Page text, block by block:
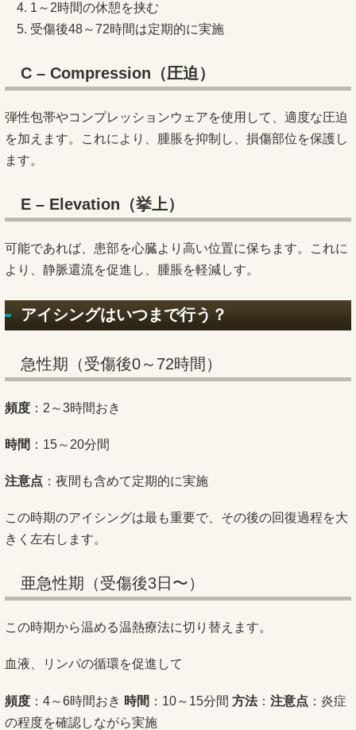
1～2時間の休憩を挟む
受傷後48～72時間は定期的に実施
C – Compression（圧迫）
弾性包帯やコンプレッションウェアを使用して、適度な圧迫
を加えます。これにより、腫脹を抑制し、損傷部位を保護し
ます。
E – Elevation（挙上）
可能であれば、患部を心臓より高い位置に保ちます。これに
より、静脈還流を促進し、腫脹を軽減しす。
アイシングはいつまで行う？
急性期（受傷後0～72時間）
頻度 ：2～3時間おき
時間 ：15～20分間
注意点 ：夜間も含めて定期的に実施
この時期のアイシングは最も重要で、その後の回復過程を大
きく左右します。
亜急性期（受傷後3日〜）
この時期から温める温熱療法に切り替えます。
血液、リンパの循環を促進して
頻度 ：4～6時間おき 時間 ：10～15分間 方法： 注意点 ：炎症
の程度を確認しながら実施